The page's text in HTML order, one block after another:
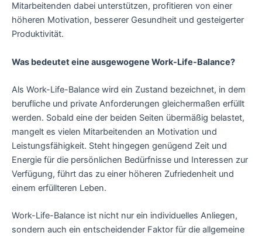
Mitarbeitenden dabei unterstützen, profitieren von einer
höheren Motivation, besserer Gesundheit und gesteigerter
Produktivität.
Was bedeutet eine ausgewogene Work-Life-Balance?
Als Work-Life-Balance wird ein Zustand bezeichnet, in dem
berufliche und private Anforderungen gleichermaßen erfüllt
werden. Sobald eine der beiden Seiten übermäßig belastet,
mangelt es vielen Mitarbeitenden an Motivation und
Leistungsfähigkeit. Steht hingegen genügend Zeit und
Energie für die persönlichen Bedürfnisse und Interessen zur
Verfügung, führt das zu einer höheren Zufriedenheit und
einem erfüllteren Leben.
Work-Life-Balance ist nicht nur ein individuelles Anliegen,
sondern auch ein entscheidender Faktor für die allgemeine